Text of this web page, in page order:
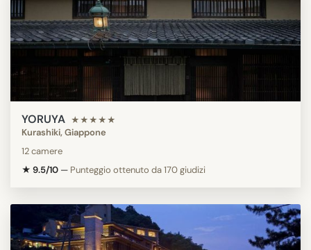
YORUYA ★★★★★
Kurashiki, Giappone
12 camere
★ 9.5/10 — Punteggio ottenuto da 170 giudizi